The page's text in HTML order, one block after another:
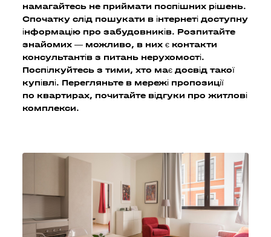
намагайтесь не приймати поспішних рішень.
Спочатку слід пошукати в інтернеті доступну
інформацію про забудовників. Розпитайте
знайомих — можливо, в них є контакти
консультантів з питань нерухомості.
Поспілкуйтесь з тими, хто має досвід такої
купівлі. Перегляньте в мережі пропозиції
по квартирах, почитайте відгуки про житлові
комплекси.